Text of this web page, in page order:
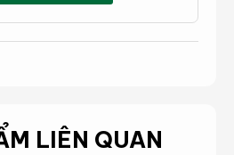
LIÊN QUAN